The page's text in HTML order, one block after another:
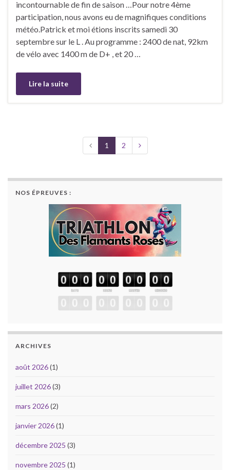
incontournable de fin de saison …Pour notre 4ème
participation, nous avons eu de magnifiques conditions
météo.Patrick et moi étions inscrits samedi 30
septembre sur le L . Au programme : 2400 de nat, 92km
de vélo avec 1400 m de D+ , et 20 …
Lire la suite
1 2
NOS ÉPREUVES :
ARCHIVES
août 2026(1)
juillet 2026(3)
mars 2026(2)
janvier 2026(1)
décembre 2025 (3)
novembre 2025 (1)